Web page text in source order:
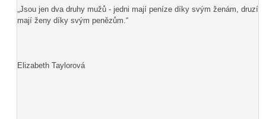
„Jsou jen dva druhy mužů - jedni mají peníze díky svým ženám, druzí
mají ženy díky svým penězům.“
Elizabeth Taylorová